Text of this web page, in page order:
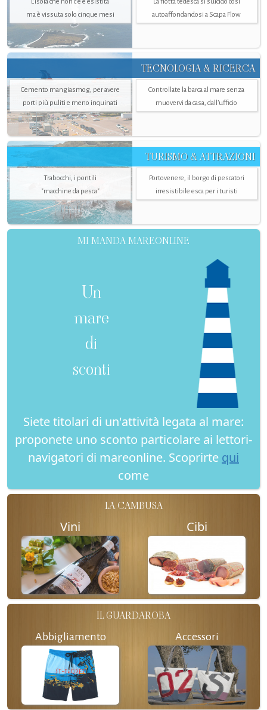
ma è vissuta solo cinque mesi
autoaffondandosi a Scapa Flow
TECNOLOGIA & RICERCA
Cemento mangiasmog, per avere
porti più puliti e meno inquinati
Controllate la barca al mare senza
muovervi da casa, dall’ufficio
TURISMO & ATTRAZIONI
Trabocchi, i pontili
"macchine da pesca"
Portovenere, il borgo di pescatori
irresistibile esca per i turisti
MI MANDA MAREONLINE
Un
mare
di
sconti
Siete titolari di un'attività legata al mare:
proponete uno sconto particolare ai lettori-
navigatori di mareonline. Scoprirte qui
come
LA CAMBUSA
Vini Cibi
IL GUARDAROBA
Abbigliamento Accessori